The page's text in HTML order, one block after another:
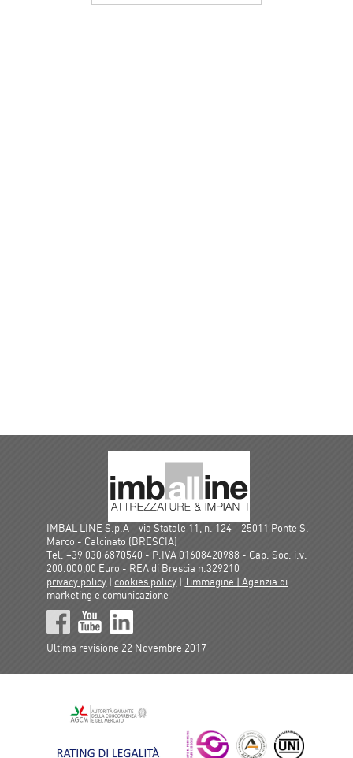
IMBAL LINE S.p.A - via Statale 11, n. 124 - 25011 Ponte S.
Marco - Calcinato (BRESCIA)
Tel. +39 030 6870540 - P.IVA 01608420988 - Cap. Soc. i.v.
200.000,00 Euro - REA di Brescia n.329210
privacy policy |cookies policy |Timmagine | Agenzia di
marketing e comunicazione
Ultima revisione 22 Novembre 2017